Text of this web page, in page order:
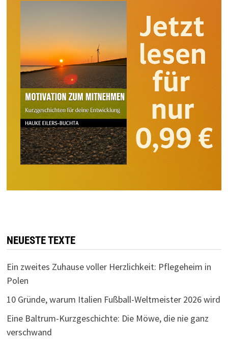
NEUESTE TEXTE
Ein zweites Zuhause voller Herzlichkeit: Pflegeheim in
Polen
10 Gründe, warum Italien Fußball-Weltmeister 2026 wird
Eine Baltrum-Kurzgeschichte: Die Möwe, die nie ganz
verschwand